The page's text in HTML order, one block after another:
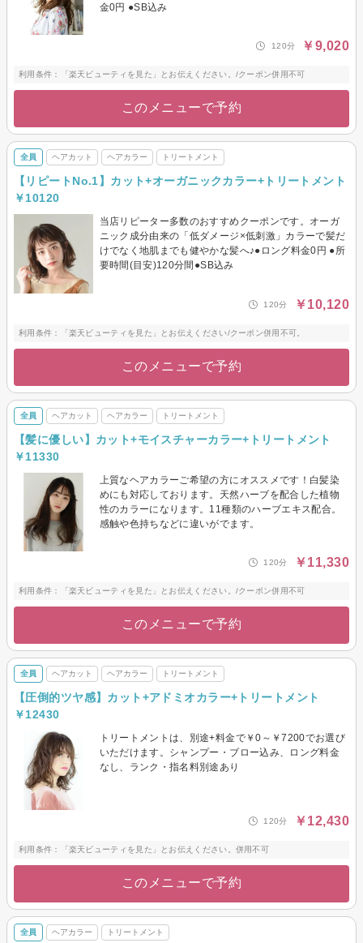
金0円 ●SB込み
120分 ￥9,020
利用条件：「楽天ビューティを見た」とお伝えください。/クーポン併用不可
このメニューで予約
全員 ヘアカット ヘアカラー トリートメント
【リピートNo.1】カット+オーガニックカラー+トリートメント
￥10120
当店リピーター多数のおすすめクーポンです。オーガ
ニック成分由来の「低ダメージ×低刺激」カラーで髪だ
けでなく地肌までも健やかな髪へ♪●ロング料金0円 ●所
要時間(目安)120分間●SB込み
120分 ￥10,120
利用条件：「楽天ビューティを見た」とお伝えください/クーポン併用不可。
このメニューで予約
全員 ヘアカット ヘアカラー トリートメント
【髪に優しい】カット+モイスチャーカラー+トリートメント
￥11330
上質なヘアカラーご希望の方にオススメです！白髪染
めにも対応しております。天然ハーブを配合した植物
性のカラーになります。11種類のハーブエキス配合。
感触や色持ちなどに違いがでます。
120分 ￥11,330
利用条件：「楽天ビューティを見た」とお伝えください。/クーポン併用不可
このメニューで予約
全員 ヘアカット ヘアカラー トリートメント
【圧倒的ツヤ感】カット+アドミオカラー+トリートメント
￥12430
トリートメントは、別途+料金で￥0～￥7200でお選び
いただけます。シャンプー・ブロー込み、ロング料金
なし、ランク・指名料別途あり
120分 ￥12,430
利用条件：「楽天ビューティを見た」とお伝えください。併用不可
このメニューで予約
全員 ヘアカラー トリートメント